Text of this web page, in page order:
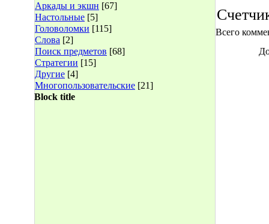
Аркады и экшн [67]
Настольные [5]
Головоломки [115]
Слова [2]
Поиск предметов [68]
Стратегии [15]
Другие [4]
Многопользовательские [21]
Block title
Всего